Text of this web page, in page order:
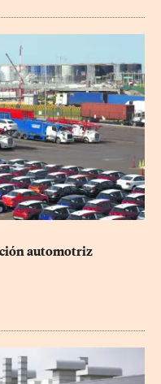
automotriz